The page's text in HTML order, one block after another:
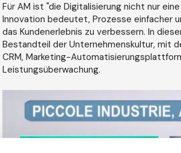
Für AM ist "die Digitalisierung nicht nur
Innovation bedeutet, Prozesse einfacher
das Kundenerlebnis zu verbessern. In
Bestandteil der Unternehmenskultur, mit
CRM, Marketing-
Leistungsüberwachung.